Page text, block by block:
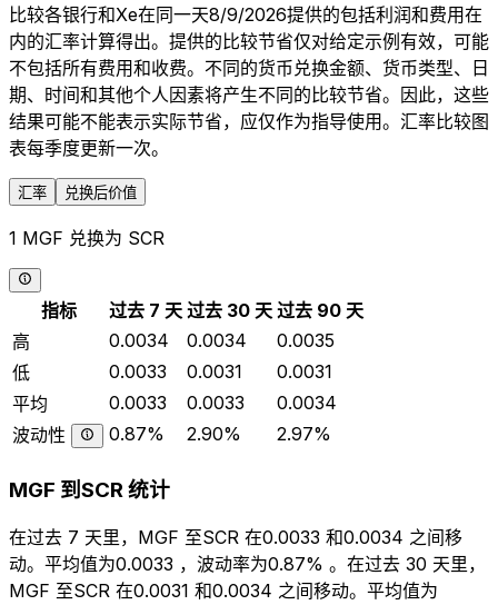
比较各银行和Xe在同一天8/9/2026提供的包括利润和费用在
内的汇率计算得出。提供的比较节省仅对给定示例有效，可能
不包括所有费用和收费。不同的货币兑换金额、货币类型、日
期、时间和其他个人因素将产生不同的比较节省。因此，这些
结果可能不能表示实际节省，应仅作为指导使用。汇率比较图
表每季度更新一次。
汇率 兑换后价值
1 MGF 兑换为 SCR
指标 过去 7 天 过去 30 天 过去 90 天
高
0.0034 0.0034
0.0035
低
0.0033 0.0031
0.0031
平均
0.0033 0.0033
0.0034
波动性
0.87% 2.90% 2.97%
MGF 到SCR 统计
在过去 7 天里，MGF 至SCR 在0.0033 和0.0034 之间移
动。平均值为0.0033 ，波动率为0.87% 。在过去 30 天里，
MGF 至SCR 在0.0031 和0.0034 之间移动。平均值为